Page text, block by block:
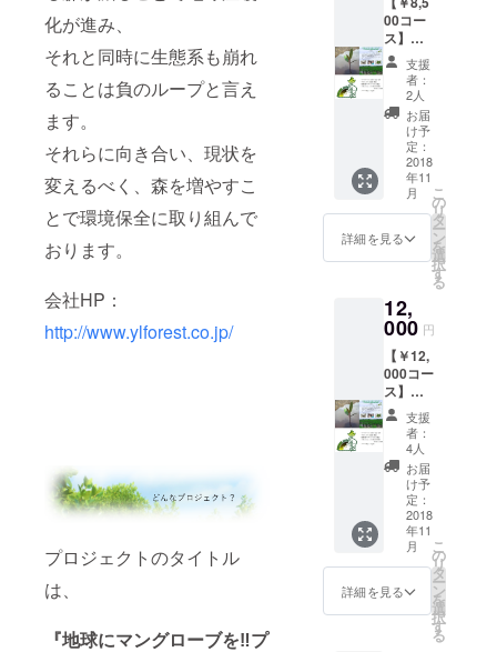
化が進み、
それと同時に生態系も崩れ
ることは負のループと言え
ます。
それらに向き合い、現状を
変えるべく、森を増やすこ
とで環境保全に取り組んで
おります。
会社HP：
http://www.ylforest.co.jp/
プロジェクトのタイトル
は、
『地球にマングローブを‼プ
データ)
付き】
・プロ
ジェク
ト会員
証（郵
送） ・
OFF
SETス
テッ
カー２
枚（郵
送） ・
ワイエ
年賀状
(2019
年)にて
ご挨拶
・植林
地の状
況のメ
ルマガ
配信(不
定期) こ
ちらを
ご支援
いただ
くとあ
なたの
１年間
で排出
00コー
ス】２
人分/１
年間の
オフ
セッ
ト！ ・
70本の
マング
ローブ
の植林
＆育成
＆管理
・お礼
メール
証デー
タ(PNG
データ)
付き】
・プロ
ジェク
ト会員
証（郵
送） ・
OFF
SETス
テッ
カー２
枚（郵
送） ・
ワイエ
ルフォ
支援
者：
2人
お届
け予
定：
2018
年11
月
詳細を見る
こ
の
リ
タ
ー
ン
を
選
択
す
る
12,
000 円
【￥12,
000コー
ス】３
人分/１
年間の
オフ
セッ
ト！ ・
105本の
マング
ローブ
の植林
＆育成
＆管理
・お礼
メール
支援
者：
4人
お届
け予
定：
2018
年11
月
詳細を見る
こ
の
リ
タ
ー
ン
を
選
択
す
る